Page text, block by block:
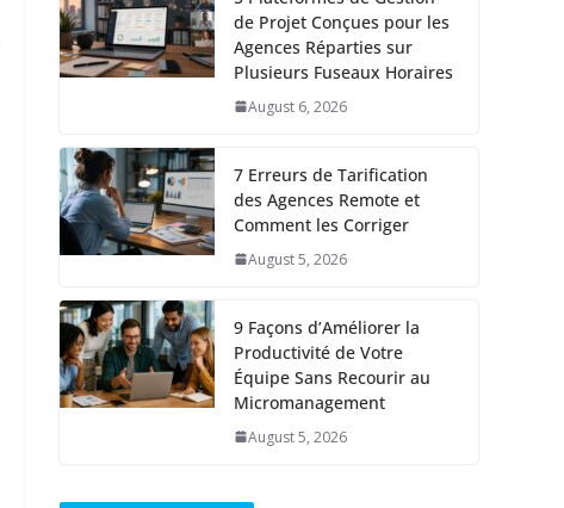
de Projet Conçues pour les
Agences Réparties sur
Plusieurs Fuseaux Horaires
August 6, 2026
7 Erreurs de Tarification
des Agences Remote et
Comment les Corriger
August 5, 2026
9 Façons d’Améliorer la
Productivité de Votre
Équipe Sans Recourir au
Micromanagement
August 5, 2026